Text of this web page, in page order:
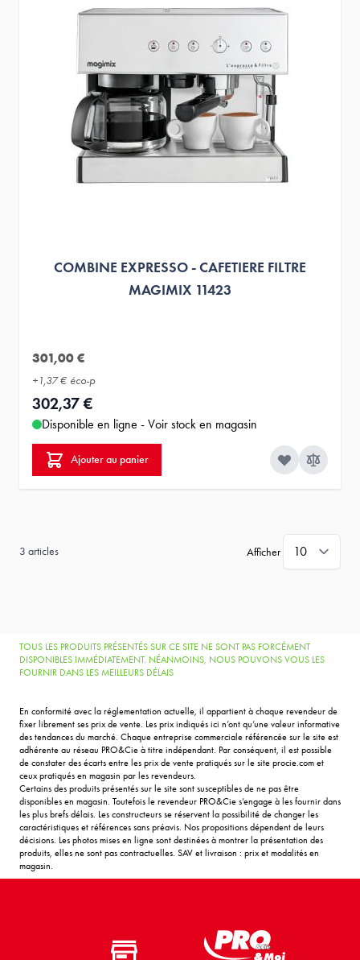
COMBINE EXPRESSO - CAFETIERE FILTRE
MAGIMIX 11423
301,00 €
+1,37 € éco-p
302,37 €
Disponible en ligne - Voir stock en magasin
Ajouter au panier
3 articles Afficher
TOUS LES PRODUITS PRÉSENTÉS SUR CE SITE NE SONT PAS FORCÉMENT
DISPONIBLES IMMÉDIATEMENT. NÉANMOINS, NOUS POUVONS VOUS LES
FOURNIR DANS LES MEILLEURS DÉLAIS
En conformité avec la réglementation actuelle, il appartient à chaque revendeur de
fixer librement ses prix de vente. Les prix indiqués ici n’ont qu’une valeur informative
des tendances du marché. Chaque entreprise commerciale référencée sur le site est
adhérente au réseau PRO&Cie à titre indépendant. Par conséquent, il est possible
de constater des écarts entre les prix de vente pratiqués sur le site procie.com et
ceux pratiqués en magasin par les revendeurs.
Certains des produits présentés sur le site sont susceptibles de ne pas être
disponibles en magasin. Toutefois le revendeur PRO&Cie s’engage à les fournir dans
les plus brefs délais. Les constructeurs se réservent la possibilité de changer les
caractéristiques et références sans préavis. Nos propositions dépendent de leurs
décisions. Les photos mises en ligne sont destinées à montrer la présentation des
produits, elles ne sont pas contractuelles. SAV et livraison : prix et modalités en
magasin.